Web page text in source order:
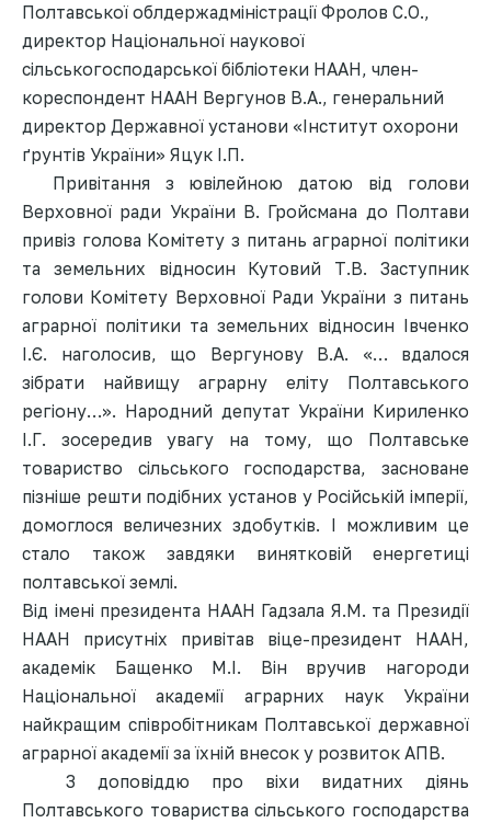
Полтавської облдержадміністрації Фролов С.О.,
директор Національної наукової
сільськогосподарської бібліотеки НААН, член-
кореспондент НААН Вергунов В.А., генеральний
директор Державної установи «Інститут охорони
ґрунтів України» Яцук І.П.
Привітання з ювілейною датою від голови
Верховної ради України В. Гройсмана до Полтави
привіз голова Комітету з питань аграрної політики
та земельних відносин Кутовий Т.В. Заступник
голови Комітету Верховної Ради України з питань
аграрної політики та земельних відносин Івченко
І.Є. наголосив, що Вергунову В.А. «… вдалося
зібрати найвищу аграрну еліту Полтавського
регіону…». Народний депутат України Кириленко
І.Г. зосередив увагу на тому, що Полтавське
товариство сільського господарства, засноване
пізніше решти подібних установ у Російській імперії,
домоглося величезних здобутків. І можливим це
стало також завдяки винятковій енергетиці
полтавської землі.
Від імені президента НААН Гадзала Я.М. та Президії
НААН присутніх привітав віце-президент НААН,
академік Бащенко М.І. Він вручив нагороди
Національної академії аграрних наук України
найкращим співробітникам Полтавської державної
аграрної академії за їхній внесок у розвиток АПВ.
З доповіддю про віхи видатних діянь
Полтавського товариства сільського господарства